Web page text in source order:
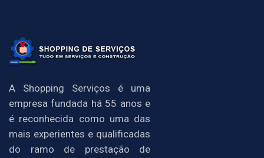
A Shopping Serviços é uma
empresa fundada há 55 anos e
é reconhecida como uma das
mais experientes e qualificadas
do ramo de prestação de